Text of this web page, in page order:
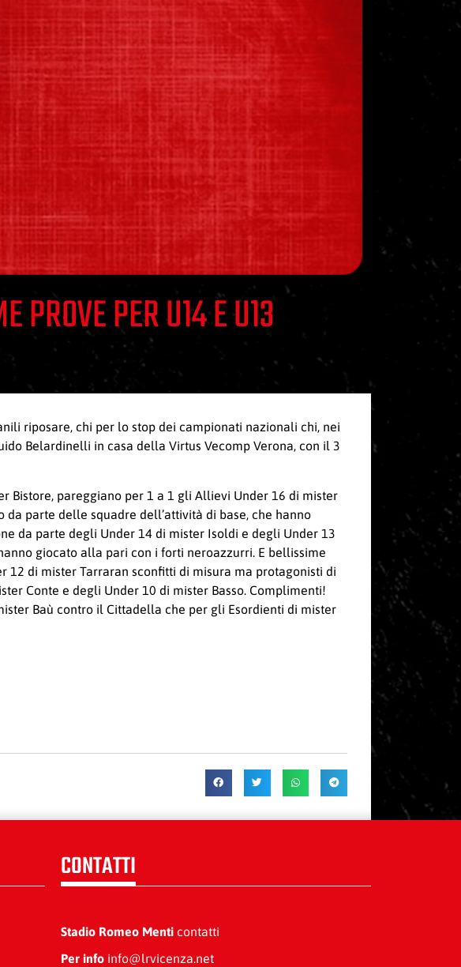
PROVE PER U14 E U13
riposare, chi per lo stop dei campionati nazionali chi, nei
Belardinelli in casa della Virtus Vecomp Verona, con il 3
Bistore, pareggiano per 1 a 1 gli Allievi Under 16 di mister
parte delle squadre dell’attività di base, che hanno
da parte degli Under 14 di mister Isoldi e degli Under 13
giocato alla pari con i forti neroazzurri. E bellissime
12 di mister Tarraran sconfitti di misura ma protagonisti di
Conte e degli Under 10 di mister Basso. Complimenti!
Baù contro il Cittadella che per gli Esordienti di mister
CONTATTI
Stadio Romeo Menticontatti
Per infoinfo@lrvicenza.net